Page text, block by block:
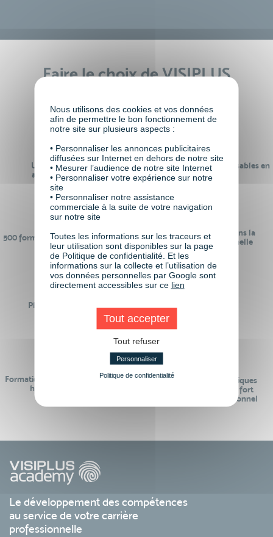
Faire le choix de VISIPLUS
Un réseau de 22 000
anciens participants
100% des formations réalisables en
digital learning
500 formations pour se préparer au
monde de demain
24 ans d'expérience dans la
formation professionnelle
Plus de 50 formations
Des intervenants
Formations réalisables pendant ou
hors temps de travail
Des contenus pédagogiques
« de pointe » et en lien fort
avec le monde professionnel
Le développement des compétences
au service de votre carrière
professionnelle
Nous utilisons des cookies et vos données
afin de permettre le bon fonctionnement de
notre site sur plusieurs aspects :
• Personnaliser les annonces publicitaires
diffusées sur Internet en dehors de notre site
• Mesurer l’audience de notre site Internet
• Personnaliser votre expérience sur notre
site
• Personnaliser notre assistance
commerciale à la suite de votre navigation
sur notre site
Toutes les informations sur les traceurs et
leur utilisation sont disponibles sur la page
de Politique de confidentialité. Et les
informations sur la collecte et l’utilisation de
vos données personnelles par Google sont
directement accessibles sur ce lien
Tout accepter
Tout refuser
Personnaliser
Politique de confidentialité